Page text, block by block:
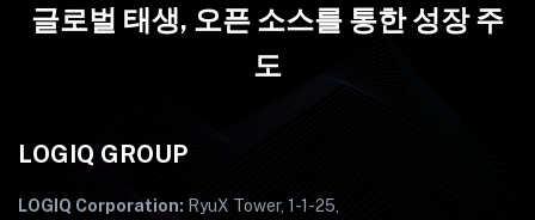
글로벌 태생, 오픈 소스를 통한 성장 주
도
LOGIQ GROUP
LOGIQ Corporation: RyuX Tower, 1-1-25,